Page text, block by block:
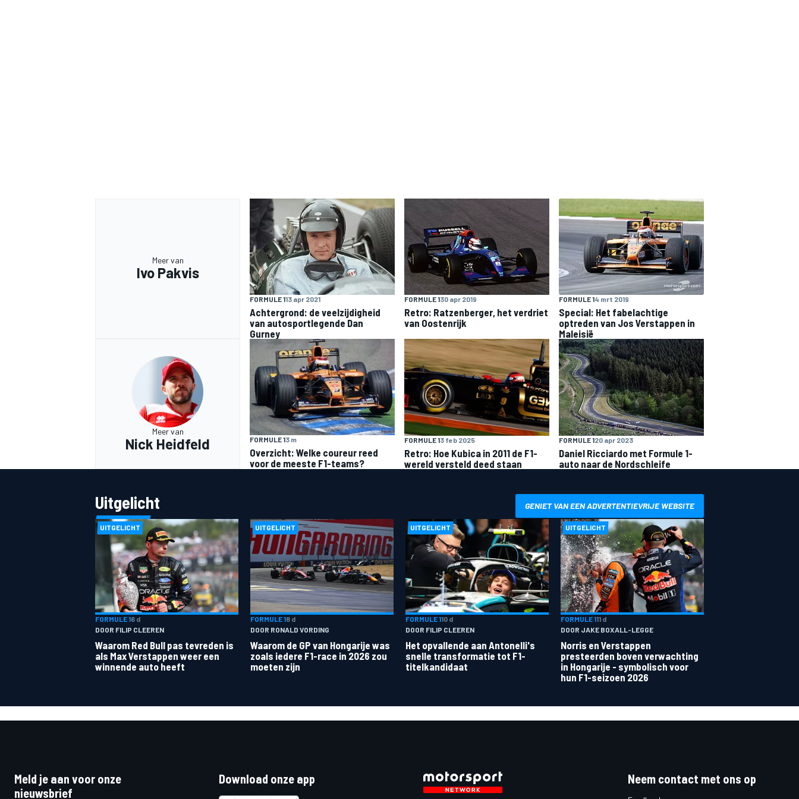
Meer van
Ivo Pakvis
FORMULE 113 apr 2021
Achtergrond: de veelzijdigheid
van autosportlegende Dan
Gurney
FORMULE 130 apr 2019
Retro: Ratzenberger, het verdriet
van Oostenrijk
FORMULE 14 mrt 2019
Special: Het fabelachtige
optreden van Jos Verstappen in
Maleisië
Meer van
Nick Heidfeld FORMULE 13 m
Overzicht: Welke coureur reed
voor de meeste F1-teams?
FORMULE 13 feb 2025
Retro: Hoe Kubica in 2011 de F1-
wereld versteld deed staan
FORMULE 120 apr 2023
Daniel Ricciardo met Formule 1-
auto naar de Nordschleife
Uitgelicht GENIET VAN EEN ADVERTENTIEVRIJE WEBSITE
UITGELICHT
FORMULE 16 d
DOOR FILIP CLEEREN
Waarom Red Bull pas tevreden is
als Max Verstappen weer een
winnende auto heeft
UITGELICHT
FORMULE 18 d
DOOR RONALD VORDING
Waarom de GP van Hongarije was
zoals iedere F1-race in 2026 zou
moeten zijn
UITGELICHT
FORMULE 110 d
DOOR FILIP CLEEREN
Het opvallende aan Antonelli's
snelle transformatie tot F1-
titelkandidaat
UITGELICHT
FORMULE 111 d
DOOR JAKE BOXALL-LEGGE
Norris en Verstappen
presteerden boven verwachting
in Hongarije - symbolisch voor
hun F1-seizoen 2026
Meld je aan voor onze
nieuwsbrief
Download onze app Neem contact met ons op